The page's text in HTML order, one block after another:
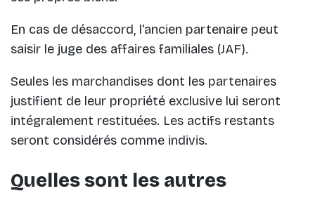
En cas de désaccord, l'ancien partenaire peut
saisir le juge des affaires familiales (JAF).
Seules les marchandises dont les partenaires
justifient de leur propriété exclusive lui seront
intégralement restituées. Les actifs restants
seront considérés comme indivis.
Quelles sont les autres